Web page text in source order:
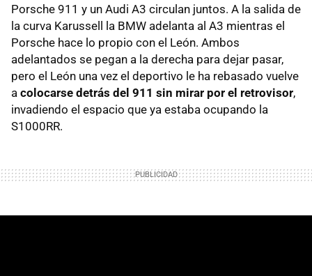
Porsche 911 y un Audi A3 circulan juntos. A la salida de
la curva Karussell la BMW adelanta al A3 mientras el
Porsche hace lo propio con el León. Ambos
adelantados se pegan a la derecha para dejar pasar,
pero el León una vez el deportivo le ha rebasado vuelve
a colocarse detrás del 911 sin mirar por el retrovisor,
invadiendo el espacio que ya estaba ocupando la
S1000RR.